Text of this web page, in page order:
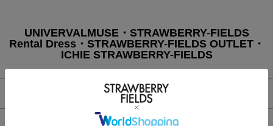
UNIVERVALMUSE・STRAWBERRY-FIELDS
Rental Dress・STRAWBERRY-FIELDS OUTLET・
ICHIE STRAWBERRY-FIELDS